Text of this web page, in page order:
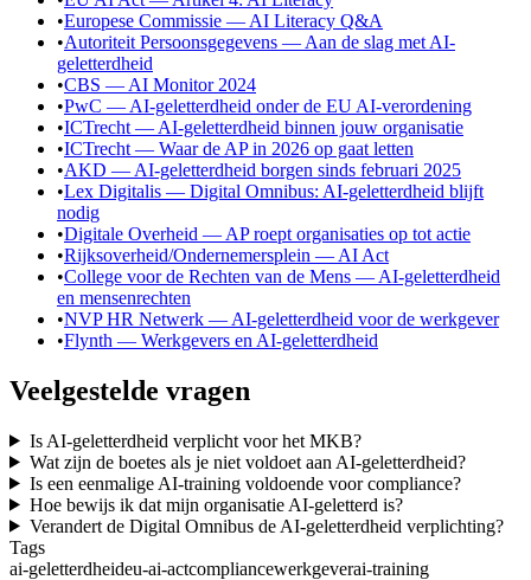
•Europese Commissie — AI Literacy Q&A
•Autoriteit Persoonsgegevens — Aan de slag met AI-
geletterdheid
•CBS — AI Monitor 2024
•PwC — AI-geletterdheid onder de EU AI-verordening
•ICTrecht — AI-geletterdheid binnen jouw organisatie
•ICTrecht — Waar de AP in 2026 op gaat letten
•AKD — AI-geletterdheid borgen sinds februari 2025
•Lex Digitalis — Digital Omnibus: AI-geletterdheid blijft
nodig
•Digitale Overheid — AP roept organisaties op tot actie
•Rijksoverheid/Ondernemersplein — AI Act
•College voor de Rechten van de Mens — AI-geletterdheid
en mensenrechten
•NVP HR Netwerk — AI-geletterdheid voor de werkgever
•Flynth — Werkgevers en AI-geletterdheid
Veelgestelde vragen
Is AI-geletterdheid verplicht voor het MKB?
Wat zijn de boetes als je niet voldoet aan AI-geletterdheid?
Is een eenmalige AI-training voldoende voor compliance?
Hoe bewijs ik dat mijn organisatie AI-geletterd is?
Verandert de Digital Omnibus de AI-geletterdheid verplichting?
Tags
ai-geletterdheideu-ai-actcompliancewerkgeverai-training